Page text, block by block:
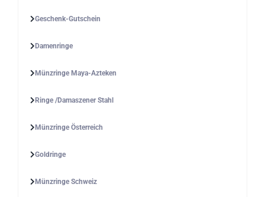
Geschenk-Gutschein
Damenringe
Münzringe Maya-Azteken
Ringe /Damaszener Stahl
Münzringe Österreich
Goldringe
Münzringe Schweiz